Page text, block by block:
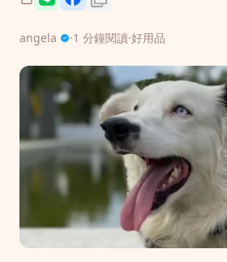
angela ·1 分鐘閱讀·好用品